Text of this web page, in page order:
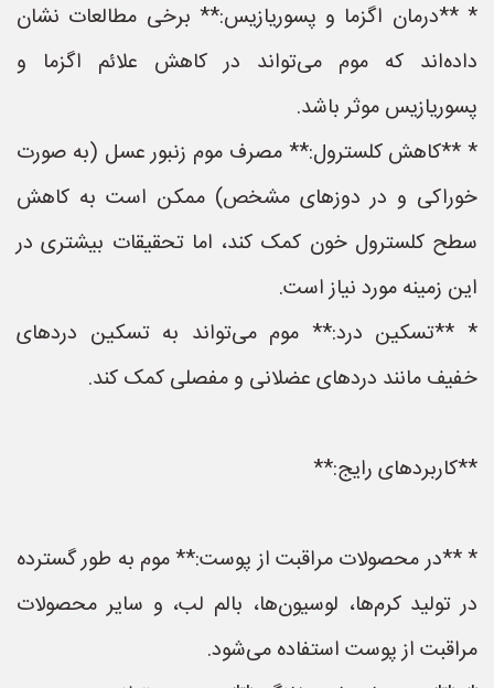
* **درمان اگزما و پسوریازیس:** برخی مطالعات نشان
داده‌اند که موم می‌تواند در کاهش علائم اگزما و
پسوریازیس موثر باشد.
* **کاهش کلسترول:** مصرف موم زنبور عسل (به صورت
خوراکی و در دوزهای مشخص) ممکن است به کاهش
سطح کلسترول خون کمک کند، اما تحقیقات بیشتری در
این زمینه مورد نیاز است.
* **تسکین درد:** موم می‌تواند به تسکین دردهای
خفیف مانند دردهای عضلانی و مفصلی کمک کند.
**کاربردهای رایج:**
* **در محصولات مراقبت از پوست:** موم به طور گسترده
در تولید کرم‌ها، لوسیون‌ها، بالم لب، و سایر محصولات
مراقبت از پوست استفاده می‌شود.